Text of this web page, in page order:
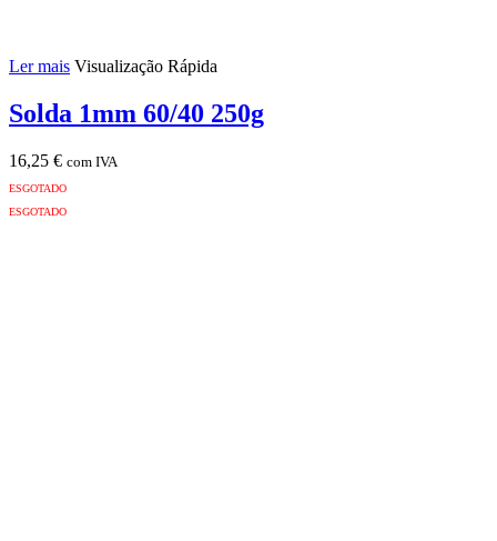
Ler mais Visualização Rápida
Solda 1mm 60/40 250g
16,25 € com IVA
ESGOTADO
ESGOTADO